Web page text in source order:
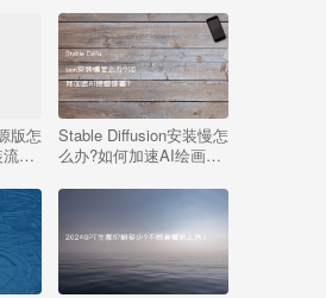
版怎
程
Stable Diffusion安装慢怎
么办?如何加速AI绘画部